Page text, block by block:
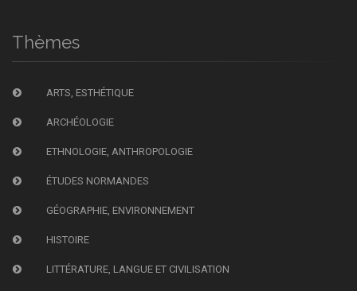
Thèmes
ARTS, ESTHÉTIQUE
ARCHÉOLOGIE
ETHNOLOGIE, ANTHROPOLOGIE
ÉTUDES NORMANDES
GÉOGRAPHIE, ENVIRONNEMENT
HISTOIRE
LITTÉRATURE, LANGUE ET CIVILISATION